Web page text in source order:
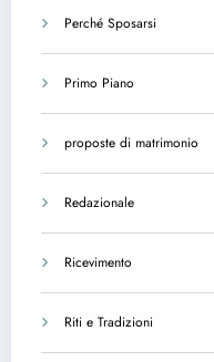
Perché Sposarsi
Primo Piano
proposte di matrimonio
Redazionale
Ricevimento
Riti e Tradizioni